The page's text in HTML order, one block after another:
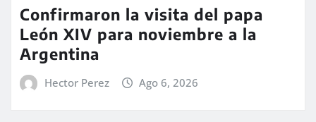
Confirmaron la visita del papa
León XIV para noviembre a la
Argentina
Hector Perez Ago 6, 2026